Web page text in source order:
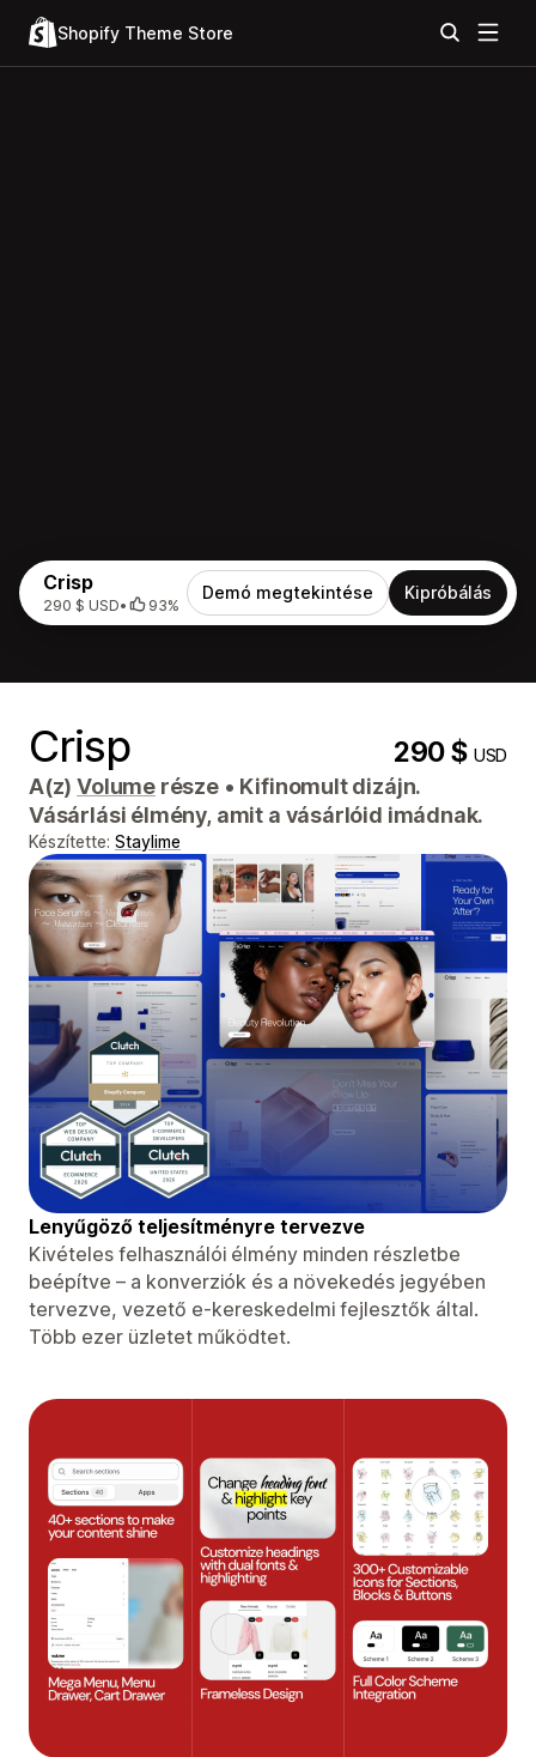
Shopify Theme Store
Crisp
290 $ USD• 93%
Demó megtekintése Kipróbálás
Crisp 290 $USD
A(z)Volume része • Kifinomult dizájn.
Vásárlási élmény, amit a vásárlóid imádnak.
Készítette: Staylime
Lenyűgöző teljesítményre tervezve
Kivételes felhasználói élmény minden részletbe
beépítve – a konverziók és a növekedés jegyében
tervezve, vezető e-kereskedelmi fejlesztők által.
Több ezer üzletet működtet.